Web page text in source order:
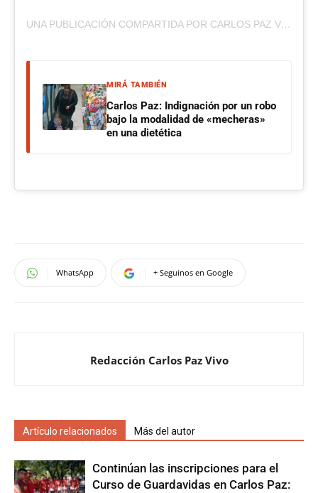
UNA PUBLICACIÓN COMPARTIDA POR CARLOS PAZ VIVO (@CARLOSPAZVIVO)
MIRÁ TAMBIÉN
Carlos Paz: Indignación por un robo
bajo la modalidad de «mecheras»
en una dietética
WhatsApp + Seguinos en Google
Redacción Carlos Paz Vivo
Artículo relacionados Más del autor
Continúan las inscripciones para el
Curso de Guardavidas en Carlos Paz: